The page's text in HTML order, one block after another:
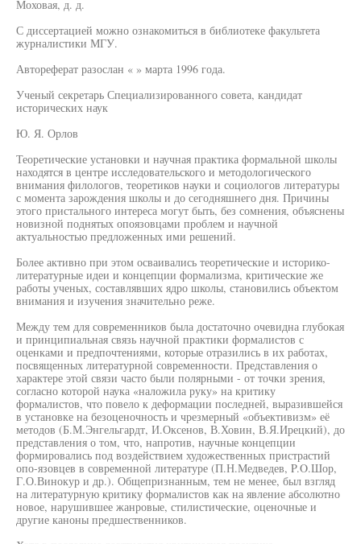
Моховая, д. д.
С диссертацией можно ознакомиться в библиотеке факультета
журналистики МГУ.
Автореферат разослан « » марта 1996 года.
Ученый секретарь Специализированного совета, кандидат
исторических наук
Ю. Я. Орлов
Теоретические установки и научная практика формальной школы
находятся в центре исследовательского и методологического
внимания филологов, теоретиков науки и социологов литературы
с момента зарождения школы и до сегодняшнего дня. Причины
этого пристального интереса могут быть, без сомнения, объяснены
новизной поднятых опоязовцами проблем и научной
актуальностью предложенных ими решений.
Более активно при этом осваивались теоретические и историко-
литературные идеи и концепции формализма, критические же
работы ученых, составлявших ядро школы, становились объектом
внимания и изучения значительно реже.
Между тем для современников была достаточно очевидна глубокая
и принципиальная связь научной практики формалистов с
оценками и предпочтениями, которые отразились в их работах,
посвященных литературной современности. Представления о
характере этой связи часто были полярными - от точки зрения,
согласно которой наука «наложила руку» на критику
формалистов, что повело к деформации последней, выразившейся
в установке на безоценочность и чрезмерный «объективизм» её
методов (Б.М.Энгельгардт, И.Оксенов, В.Ховин, В.Я.Ирецкий), до
представления о том, что, напротив, научные концепции
формировались под воздействием художественных пристрастий
опо-язовцев в современной литературе (П.Н.Медведев, P.O.Шор,
Г.О.Винокур и др.). Общепризнанным, тем не менее, был взгляд
на литературную критику формалистов как на явление абсолютно
новое, нарушившее жанровые, стилистические, оценочные и
другие каноны предшественников.